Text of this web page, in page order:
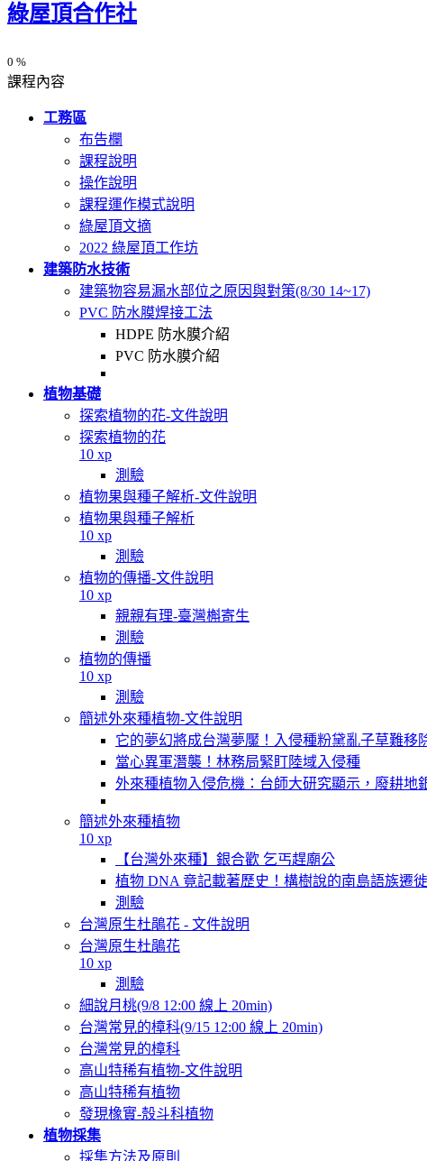
綠屋頂合作社
0 %
課程內容
工務區
布告欄
課程說明
操作說明
課程運作模式說明
綠屋頂文摘
2022 綠屋頂工作坊
建築防水技術
建築物容易漏水部位之原因與對策(8/30 14~17)
PVC 防水膜焊接工法
HDPE 防水膜介紹
PVC 防水膜介紹
植物基礎
探索植物的花-文件說明
探索植物的花
10 xp
測驗
植物果與種子解析-文件說明
植物果與種子解析
10 xp
測驗
植物的傳播-文件說明
10 xp
親親有理-臺灣槲寄生
測驗
植物的傳播
10 xp
測驗
簡述外來種植物-文件說明
它的夢幻將成台灣夢魘！入侵種粉黛亂子草難
當心異軍潛襲！林務局緊盯陸域入侵種
外來種植物入侵危機：台師大研究顯示，廢耕地
簡述外來種植物
10 xp
【台灣外來種】銀合歡 乞丐趕廟公
植物 DNA 竟記載著歷史！構樹說的南島語族遷
測驗
台灣原生杜鵑花 - 文件說明
台灣原生杜鵑花
10 xp
測驗
細說月桃(9/8 12:00 線上 20min)
台灣常見的樟科(9/15 12:00 線上 20min)
台灣常見的樟科
高山特稀有植物-文件說明
高山特稀有植物
發現橡實-殼斗科植物
植物採集
採集方法及原則